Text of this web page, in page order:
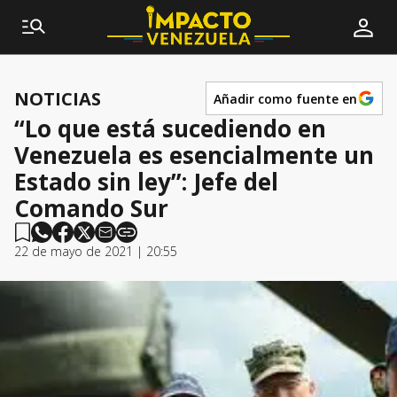
NOTICIAS Añadir como fuente en
“Lo que está sucediendo en
Venezuela es esencialmente un
Estado sin ley”: Jefe del
Comando Sur
22 de mayo de 2021 | 20:55